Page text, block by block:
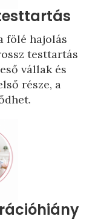
fölé hajolás
testtartás
vállak és
része, a